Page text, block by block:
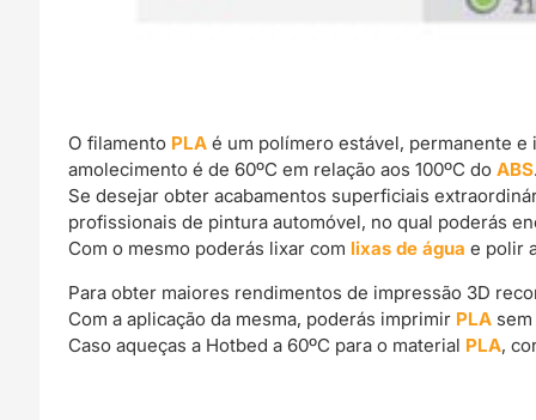
O filamento PLA é um polímero estável, permanente
amolecimento é de 60ºC em relação aos 100ºC doABS
Se desejar obter acabamentos superficiais
profissionais de pintura automóvel, no qual poderás
Com o mesmo poderás lixar com lixas de água e polir
Para obter maiores rendimentos de impressão 3D
Com a aplicação da mesma, poderás imprimir PLA
Caso aqueças a Hotbed a 60ºC para o material PLA,